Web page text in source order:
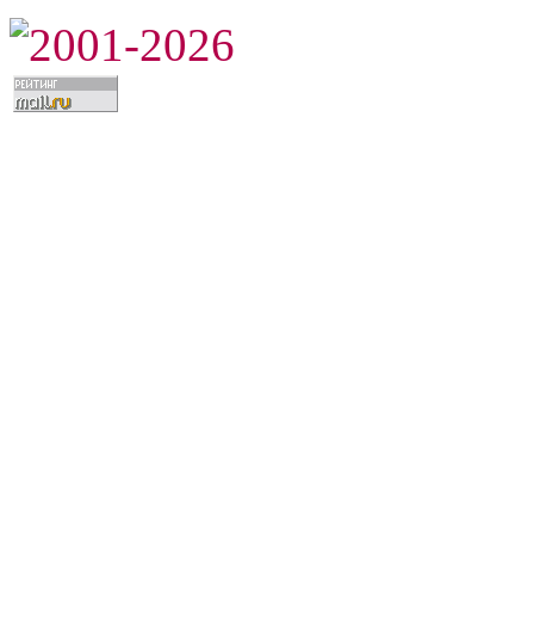
2001-2026